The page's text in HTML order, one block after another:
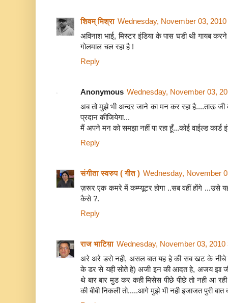
शिवम् मिश्रा Wednesday, November 03,
अविनाश भाई, मिस्टर इंडिया के पास घडी थी गायब
गोलमाल चल रहा है !
Reply
Anonymous Wednesday, November 03,
अब तो मुझे भी अन्दर जाने का मन कर रहा है....ताऊ जी
प्रदान कीजियेगा...
मैं अपने मन को समझा नहीं पा रहा हूँ...कोई वाईल्ड कार्ड
Reply
संगीता स्वरुप ( गीत ) Wednesday, November
ज़रूर एक कमरे में कम्प्यूटर होगा ..सब वहीं होंगे ...उसे यहाँ
कैसे ?.
Reply
राज भाटिय़ा Wednesday, November 03, 2010
अरे अरे डरो नही, असल बात यह हे की सब खट के नीचे
के डर से यही सोते हे) अजी इन की आदत हे, अजय झा जी
थे बार बार मुड कर कही मिसेस पीछे पीछे तो नही आ
की बीबी निकली तो.....आगे मुझे भी नही इजाजत पुरी बात